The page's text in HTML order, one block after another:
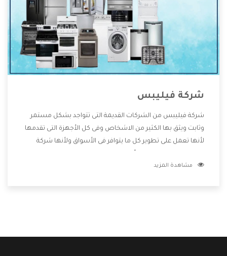
شركة فيليبس
شركة فيليبس من الشركات القديمة التى تتواجد بشكل مستمر
وثابت ويثق بها الكثير من الاشخاص وفى كل الأجهزة التى تقدمها
لأنها تعمل على تطوير كل ما يتوافر فى الأسواق ولأنها شركة
وتقدم للعملاء أقوى العروض والخصومات التى تسهل على
مشاهدة المزيد